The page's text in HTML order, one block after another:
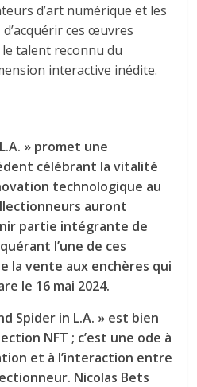
d’art numérique et les
ces œuvres
talent reconnu du
interactive inédite.
» promet une
célébrant la vitalité
technologique au
auront
partie intégrante de
l’une de ces
la vente aux enchères qui
le 16 mai 2024.
Spider in L.A. » est bien
NFT ; c’est une ode à
et à l’interaction entre
Nicolas Bets